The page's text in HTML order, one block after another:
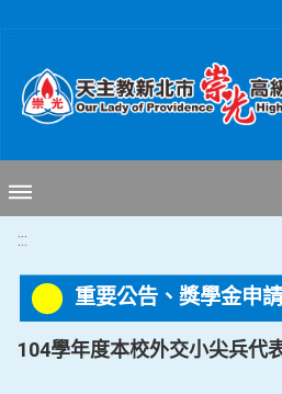
:::
重要公告、獎學金申請
104學年度本校外交小尖兵代